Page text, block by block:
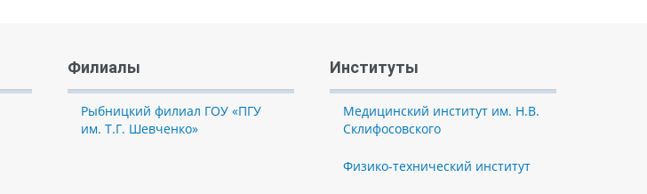
Филиалы
Рыбницкий филиал ГОУ «ПГУ
им. Т.Г. Шевченко»
Институты
Медицинский институт им. Н.В.
Склифосовского
Физико-технический институт